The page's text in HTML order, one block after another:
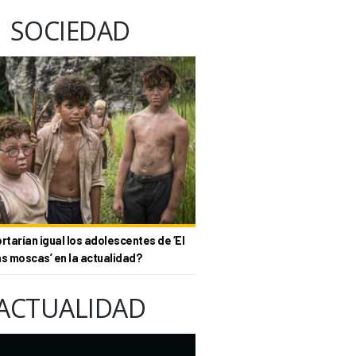
SOCIEDAD
igual los adolescentes de ‘El
moscas’ en la actualidad?